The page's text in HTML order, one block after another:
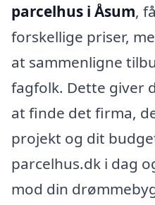
parcelhus i Åsum,
forskellige priser,
at sammenligne
fagfolk. Dette giver
at finde det firma,
projekt og dit
parcelhus.dk i dag
mod din